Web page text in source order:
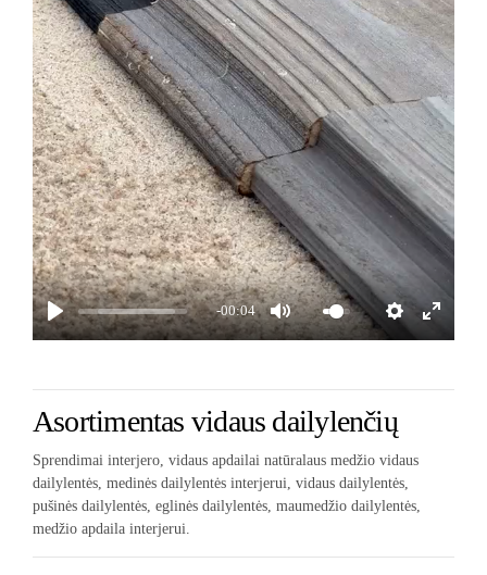
-00:04
Asortimentas vidaus dailylenčių
Sprendimai interjero, vidaus apdailai natūralaus medžio vidaus
dailylentės, medinės dailylentės interjerui, vidaus dailylentės,
pušinės dailylentės, eglinės dailylentės, maumedžio dailylentės,
medžio apdaila interjerui.